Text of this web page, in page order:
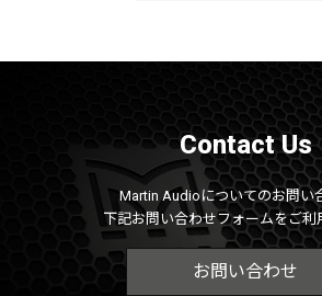
Contact Us
Martin Audioについてのお問い
下記お問い合わせフォームをご利
お問い合わせ